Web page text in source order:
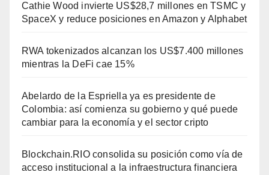
Cathie Wood invierte US$28,7 millones en TSMC y
SpaceX y reduce posiciones en Amazon y Alphabet
RWA tokenizados alcanzan los US$7.400 millones
mientras la DeFi cae 15%
Abelardo de la Espriella ya es presidente de
Colombia: así comienza su gobierno y qué puede
cambiar para la economía y el sector cripto
Blockchain.RIO consolida su posición como vía de
acceso institucional a la infraestructura financiera